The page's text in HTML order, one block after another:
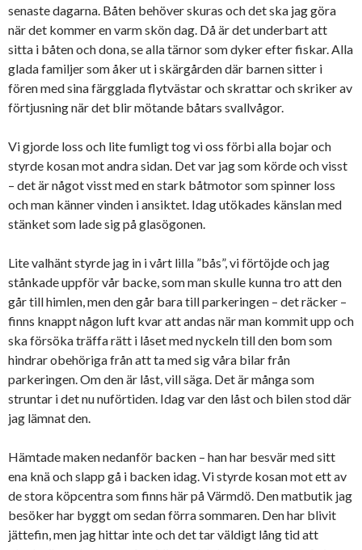
senaste dagarna. Båten behöver skuras och det ska jag göra
när det kommer en varm skön dag. Då är det underbart att
sitta i båten och dona, se alla tärnor som dyker efter fiskar. Alla
glada familjer som åker ut i skärgården där barnen sitter i
fören med sina färgglada flytvästar och skrattar och skriker av
förtjusning när det blir mötande båtars svallvågor.
Vi gjorde loss och lite fumligt tog vi oss förbi alla bojar och
styrde kosan mot andra sidan. Det var jag som körde och visst
– det är något visst med en stark båtmotor som spinner loss
och man känner vinden i ansiktet. Idag utökades känslan med
stänket som lade sig på glasögonen.
Lite valhänt styrde jag in i vårt lilla ”bås”, vi förtöjde och jag
stånkade uppför vår backe, som man skulle kunna tro att den
går till himlen, men den går bara till parkeringen – det räcker –
finns knappt någon luft kvar att andas när man kommit upp och
ska försöka träffa rätt i låset med nyckeln till den bom som
hindrar obehöriga från att ta med sig våra bilar från
parkeringen. Om den är låst, vill säga. Det är många som
struntar i det nu nuförtiden. Idag var den låst och bilen stod där
jag lämnat den.
Hämtade maken nedanför backen – han har besvär med sitt
ena knä och slapp gå i backen idag. Vi styrde kosan mot ett av
de stora köpcentra som finns här på Värmdö. Den matbutik jag
besöker har byggt om sedan förra sommaren. Den har blivit
jättefin, men jag hittar inte och det tar väldigt lång tid att